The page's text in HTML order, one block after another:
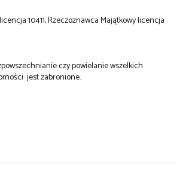
10411, Rzeczoznawca Majątkowy licencja
czy powielanie wszelkich
jest zabronione.